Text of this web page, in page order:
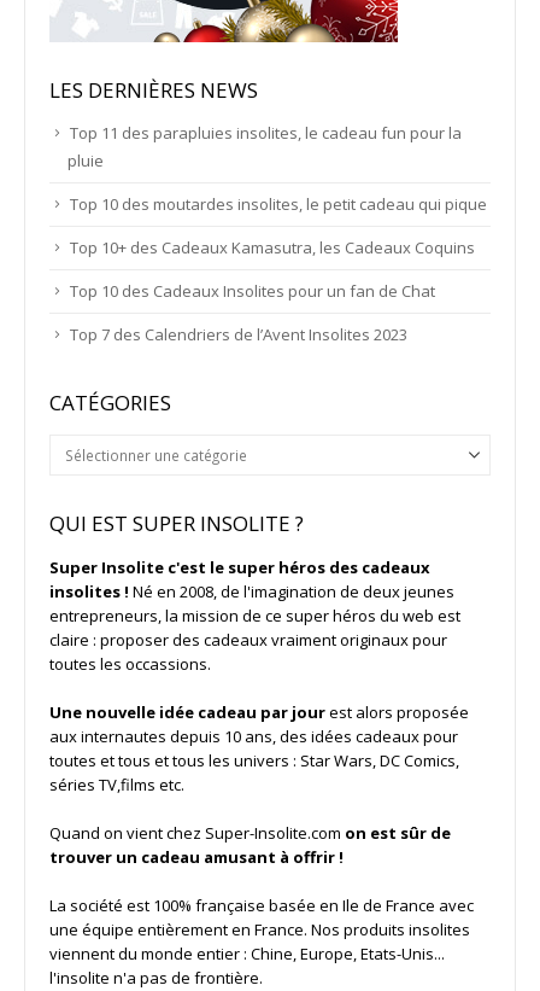
LES DERNIÈRES NEWS
Top 11 des parapluies insolites, le cadeau fun pour la
pluie
Top 10 des moutardes insolites, le petit cadeau qui pique
Top 10+ des Cadeaux Kamasutra, les Cadeaux Coquins
Top 10 des Cadeaux Insolites pour un fan de Chat
Top 7 des Calendriers de l’Avent Insolites 2023
CATÉGORIES
Catégories
QUI EST SUPER INSOLITE ?
Super Insolite c'est le super héros des cadeaux
insolites ! Né en 2008, de l'imagination de deux jeunes
entrepreneurs, la mission de ce super héros du web est
claire : proposer des cadeaux vraiment originaux pour
toutes les occassions.
Une nouvelle idée cadeau par jourest alors proposée
aux internautes depuis 10 ans, des idées cadeaux pour
toutes et tous et tous les univers : Star Wars, DC Comics,
séries TV,films etc.
Quand on vient chez Super-Insolite.com on est sûr de
trouver un cadeau amusant à offrir !
La société est 100% française basée en Ile de France avec
une équipe entièrement en France. Nos produits insolites
viennent du monde entier : Chine, Europe, Etats-Unis...
l'insolite n'a pas de frontière.